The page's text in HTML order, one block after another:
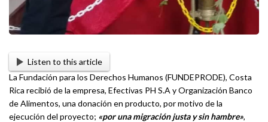
Listen to this article
La Fundación para los Derechos Humanos (FUNDEPRODE), Costa
Rica recibió de la empresa, Efectivas PH S.A y Organización Banco
de Alimentos, una donación en producto, por motivo de la
ejecución del proyecto; «por una migración justa y sin hambre»,